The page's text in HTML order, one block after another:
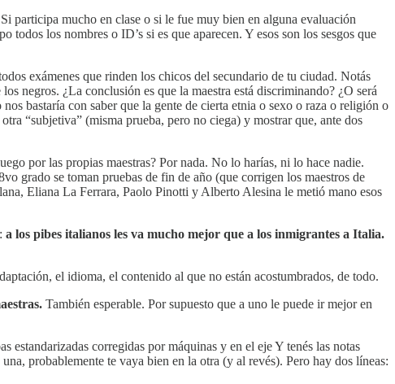
participa mucho en clase o si le fue muy bien en alguna evaluación
los nombres o ID’s si es que aparecen. Y esos son los sesgos que
exámenes que rinden los chicos del secundario de tu ciudad. Notás
negros. ¿La conclusión es que la maestra está discriminando? ¿O será
bastaría con saber que la gente de cierta etnia o sexo o raza o religión o
“subjetiva” (misma prueba, pero no ciega) y mostrar que, ante dos
por las propias maestras? Por nada. No lo harías, ni lo hace nadie.
grado se toman pruebas de fin de año (que corrigen los maestros de
Eliana La Ferrara, Paolo Pinotti y Alberto Alesina le metió mano esos
a los pibes italianos les va mucho mejor que a los inmigrantes a Italia.
el idioma, el contenido al que no están acostumbrados, de todo.
También esperable. Por supuesto que a uno le puede ir mejor en
estandarizadas corregidas por máquinas y en el eje Y tenés las notas
probablemente te vaya bien en la otra (y al revés). Pero hay dos líneas: